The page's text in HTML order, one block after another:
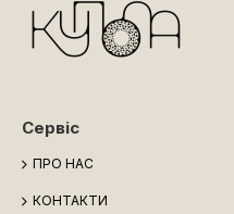
Сервіс
ПРО НАС
КОНТАКТИ